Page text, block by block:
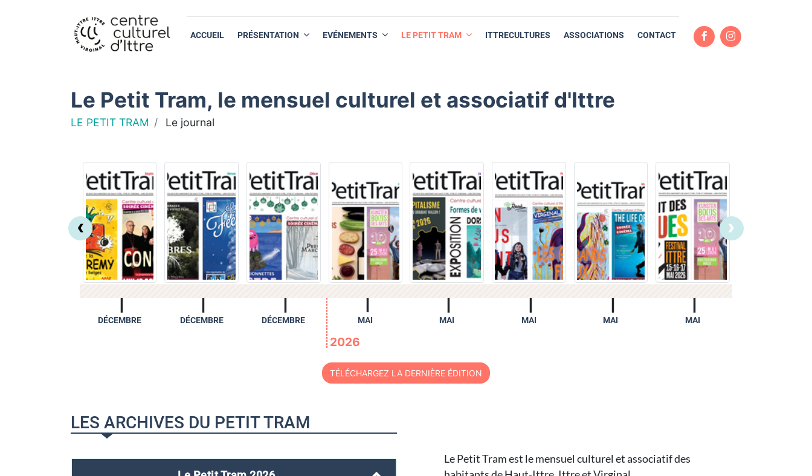
ACCUEIL PRÉSENTATION EVÉNEMENTS LE PETIT TRAM ITTRECULTURES ASSOCIATIONS CONTACT
Le Petit Tram, le mensuel culturel et associatif d'Ittre
LE PETIT TRAM Le journal
DÉCEMBRE DÉCEMBRE DÉCEMBRE MAI
2026
MAI MAI MAI MAI
‹ ›
TÉLÉCHARGEZ LA DERNIÈRE ÉDITION
LES ARCHIVES DU PETIT TRAM
Le Petit Tram est le mensuel culturel et associatif des